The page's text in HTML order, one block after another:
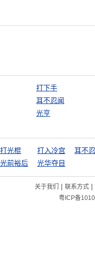
打下手
耳不忍闻
光亨
打光棍 打入冷宫
耳不
光前裕后 光华夺目
关于我们 | 联系方式|
粤ICP备